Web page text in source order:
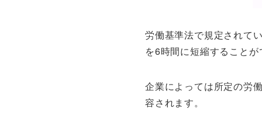
労働基準法で規定されて
を6時間に短縮すること
企業によっては所定の労
容されます。